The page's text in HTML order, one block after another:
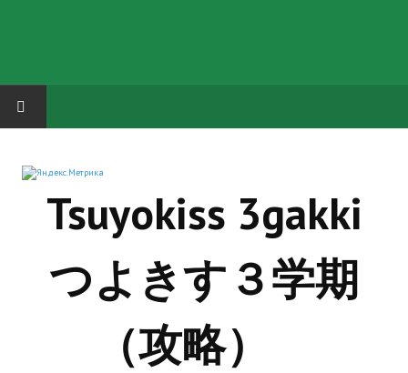
Завершённые проекты
Русская биржа
Aliens vs Predator 2 (Русские субтитры)
Tsuyokiss 3gakki
つよきす３学期
（攻略）